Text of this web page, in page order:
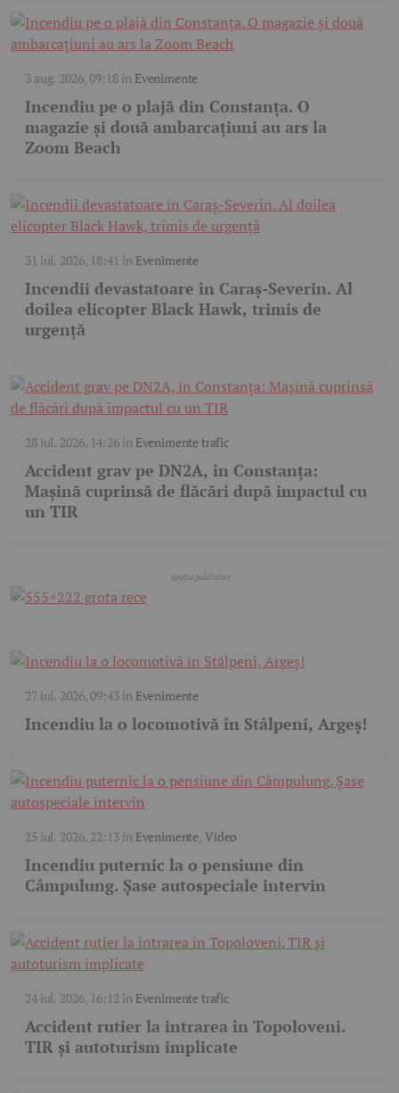
3 aug. 2026, 09:18în Evenimente
Incendiu pe o plajă din Constanța. O
magazie și două ambarcațiuni au ars la
Zoom Beach
31 iul. 2026, 18:41 în Evenimente
Incendii devastatoare în Caraș-Severin. Al
doilea elicopter Black Hawk, trimis de
urgență
28 iul. 2026, 14:26în Evenimente trafic
Accident grav pe DN2A, în Constanța:
Mașină cuprinsă de flăcări după impactul cu
un TIR
27 iul. 2026, 09:43în Evenimente
Incendiu la o locomotivă în Stâlpeni, Argeș!
25 iul. 2026, 22:13în Evenimente,Video
Incendiu puternic la o pensiune din
Câmpulung. Șase autospeciale intervin
24 iul. 2026, 16:12 în Evenimente trafic
Accident rutier la intrarea în Topoloveni.
TIR și autoturism implicate